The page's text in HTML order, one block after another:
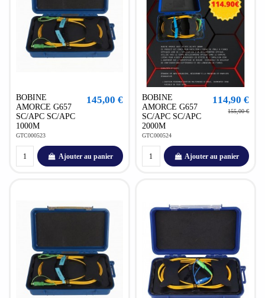
BOBINE
AMORCE G657
SC/APC SC/APC
1000M
GTC000523
145,00 €
Ajouter au panier
BOBINE
AMORCE G657
SC/APC SC/APC
2000M
GTC000524
114,90 €
155,00 €
Ajouter au panier